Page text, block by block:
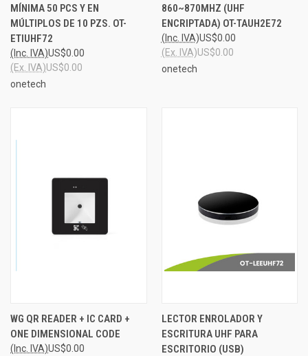
MÍNIMA 50 PCS Y EN
MÚLTIPLOS DE 10 PZS. OT-
ETIUHF72
US$0.00
(Inc. IVA)
US$0.00
(Ex. IVA)
onetech
860~870MHZ (UHF
ENCRIPTADA) OT-TAUH2E72
US$0.00
(Inc. IVA)
US$0.00
(Ex. IVA)
onetech
WG QR READER + IC CARD +
ONE DIMENSIONAL CODE
US$0.00
(Inc. IVA)
LECTOR ENROLADOR Y
ESCRITURA UHF PARA
ESCRITORIO (USB)